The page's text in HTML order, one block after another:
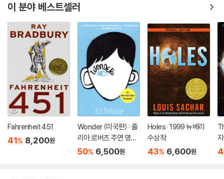
이 분야 베스트셀러
Fahrenheit 451
41% 8,200원
Wonder (미국판) : 줄
리아 로버츠 주연 영화
'원더' 원작 소설
50% 6,500원
Holes : 1999 뉴베리
수상작
43% 6,600원
자